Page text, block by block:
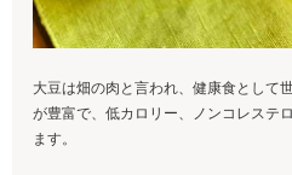
大豆は畑の肉と言われ、健康食として
が豊富で、低カロリー、ノンコレステ
ます。